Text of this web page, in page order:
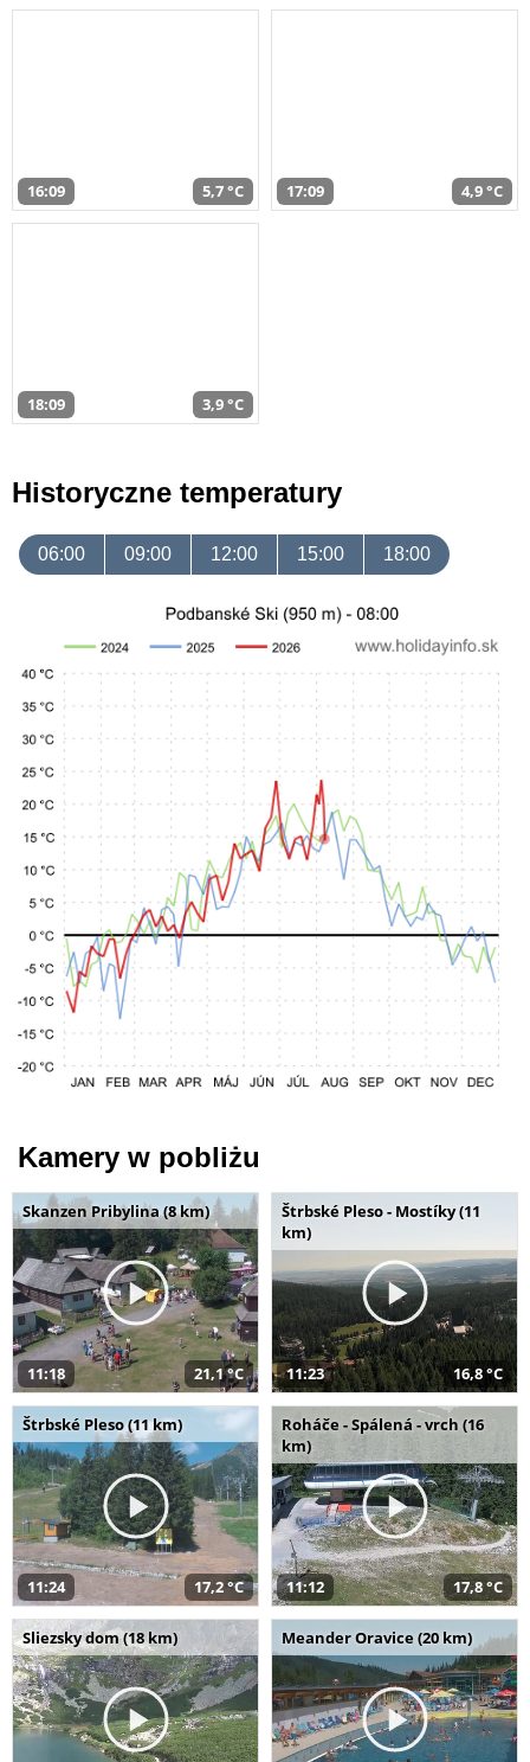
16:09 5,7 °C 17:09 4,9 °C
18:09 3,9 °C
Historyczne temperatury
06:00 09:00 12:00 15:00 18:00
Kamery w pobliżu
Skanzen Pribylina (8 km)
11:18 21,1 °C
Štrbské Pleso - Mostíky (11
km)
11:23 16,8 °C
Štrbské Pleso (11 km)
11:24 17,2 °C
Roháče - Spálená - vrch (16
km)
11:12 17,8 °C
Sliezsky dom (18 km) Meander Oravice (20 km)